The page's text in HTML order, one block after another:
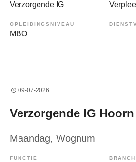
Verzorgende IG
OPLEIDINGSNIVEAU
MBO
09-07-2026
Verzorgende IG Hoorn
Maandag, Wognum
FUNCTIE